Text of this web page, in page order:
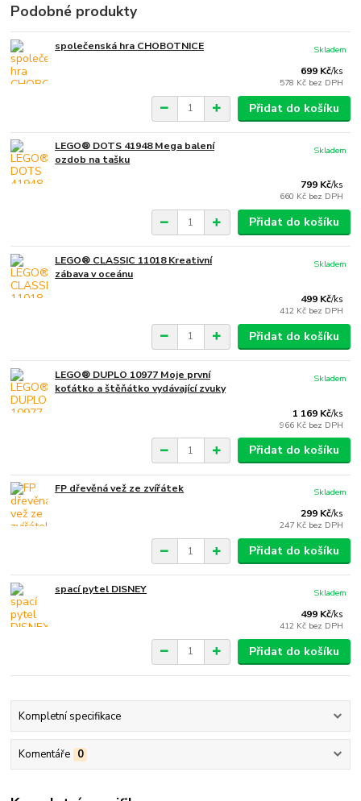
Podobné produkty
společenská hra CHOBOTNICE
699 Kč/ks
578 Kč bez DPH
Skladem
Přidat do košíku
LEGO® DOTS 41948 Mega balení
ozdob na tašku
799 Kč/ks
660 Kč bez DPH
Skladem
Přidat do košíku
LEGO® CLASSIC 11018 Kreativní
zábava v oceánu
499 Kč/ks
412 Kč bez DPH
Skladem
Přidat do košíku
LEGO® DUPLO 10977 Moje první
koťátko a štěňátko vydávající zvuky
1 169 Kč/ks
966 Kč bez DPH
Skladem
Přidat do košíku
FP dřevěná vež ze zvířátek
299 Kč/ks
247 Kč bez DPH
Skladem
Přidat do košíku
spací pytel DISNEY
499 Kč/ks
412 Kč bez DPH
Skladem
Přidat do košíku
Kompletní specifikace
Komentáře 0